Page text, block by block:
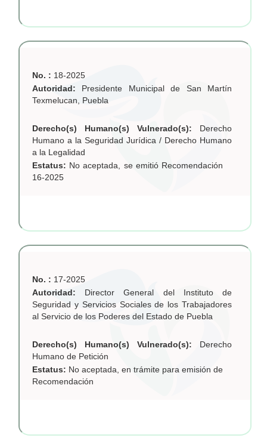
No. : 18-2025
Autoridad: Presidente Municipal de San Martín
Texmelucan, Puebla
Derecho(s) Humano(s) Vulnerado(s): Derecho
Humano a la Seguridad Jurídica / Derecho Humano
a la Legalidad
Estatus: No aceptada, se emitió Recomendación
16-2025
No. : 17-2025
Autoridad: Director General del Instituto de
Seguridad y Servicios Sociales de los Trabajadores
al Servicio de los Poderes del Estado de Puebla
Derecho(s) Humano(s) Vulnerado(s): Derecho
Humano de Petición
Estatus: No aceptada, en trámite para emisión de
Recomendación